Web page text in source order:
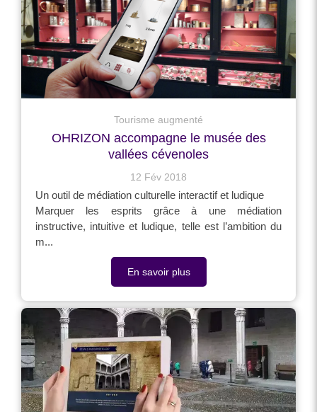
Tourisme augmenté
OHRIZON accompagne le musée des
vallées cévenoles
12 Fév 2018
Un outil de médiation culturelle interactif et ludique
Marquer les esprits grâce à une médiation
instructive, intuitive et ludique, telle est l’ambition du
m...
En savoir plus